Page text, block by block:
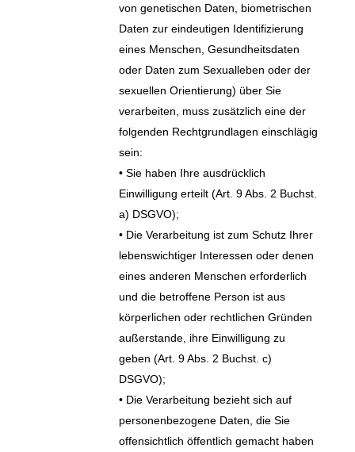
von genetischen Daten, biometrischen
Daten zur eindeutigen Identifizierung
eines Menschen, Gesundheitsdaten
oder Daten zum Sexualleben oder der
sexuellen Orientierung) über Sie
verarbeiten, muss zusätzlich eine der
folgenden Rechtgrundlagen einschlägig
sein:
• Sie haben Ihre ausdrücklich
Einwilligung erteilt (Art. 9 Abs. 2 Buchst.
a) DSGVO);
• Die Verarbeitung ist zum Schutz Ihrer
lebenswichtiger Interessen oder denen
eines anderen Menschen erforderlich
und die betroffene Person ist aus
körperlichen oder rechtlichen Gründen
außerstande, ihre Einwilligung zu
geben (Art. 9 Abs. 2 Buchst. c)
DSGVO);
• Die Verarbeitung bezieht sich auf
personenbezogene Daten, die Sie
offensichtlich öffentlich gemacht haben